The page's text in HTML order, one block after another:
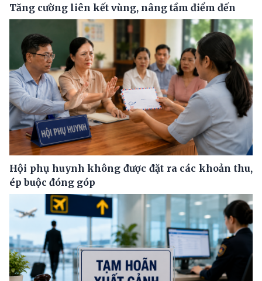
Tăng cường liên kết vùng, nâng tầm điểm đến
Hội phụ huynh không được đặt ra các khoản thu,
ép buộc đóng góp